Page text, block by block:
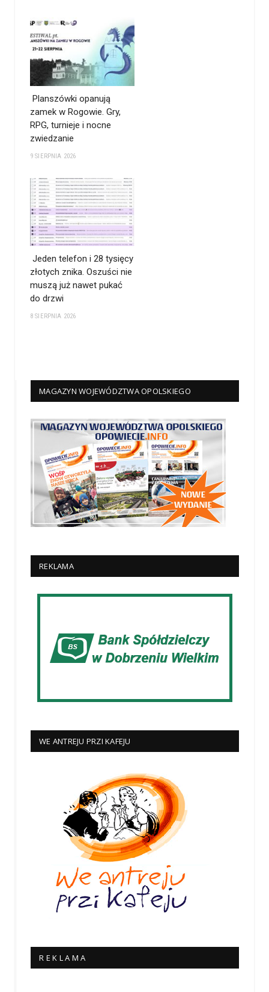
Planszówki opanują
zamek w Rogowie. Gry,
RPG, turnieje i nocne
zwiedzanie
9 SIERPNIA 2026
Jeden telefon i 28 tysięcy
złotych znika. Oszuści nie
muszą już nawet pukać
do drzwi
8 SIERPNIA 2026
MAGAZYN WOJEWÓDZTWA OPOLSKIEGO
REKLAMA
WE ANTREJU PRZI KAFEJU
R E K L A M A